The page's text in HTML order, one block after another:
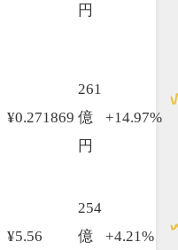
円
¥0.271869
261
億
円
+14.97%
¥5.56
254
億
+4.21%